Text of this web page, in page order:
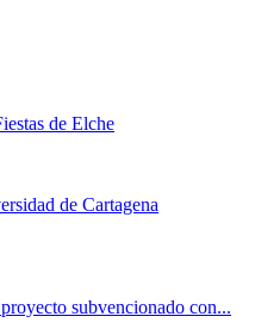
de Elche
de Cartagena
subvencionado con...